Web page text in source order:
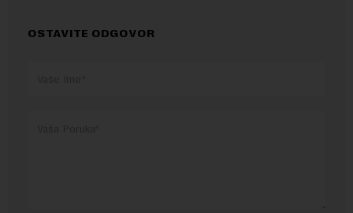
OSTAVITE ODGOVOR